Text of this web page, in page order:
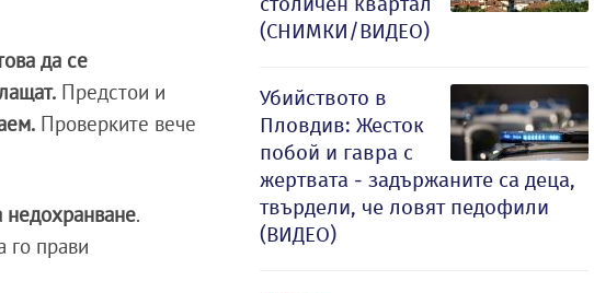
да се
Предстои и
Проверките вече
недохранване.
го прави
(СНИМКИ/ВИДЕО)
Убийството в
Пловдив: Жесток
побой и гавра с
жертвата - задържаните са деца,
твърдели, че ловят педофили
(ВИДЕО)